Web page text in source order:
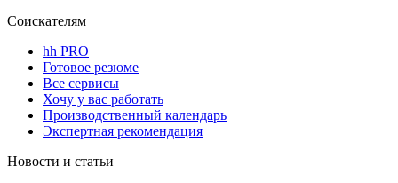
Соискателям
hh PRO
Готовое резюме
Все сервисы
Хочу у вас работать
Производственный календарь
Экспертная рекомендация
Новости и статьи